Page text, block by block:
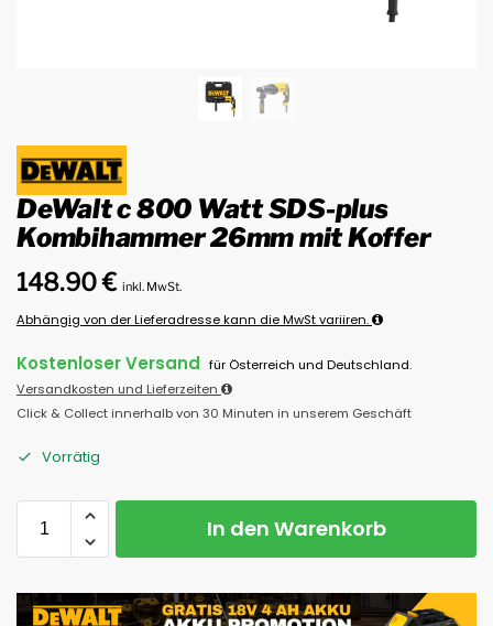
DeWalt c 800 Watt SDS-plus
Kombihammer 26mm mit Koffer
148.90€ inkl. MwSt.
Abhängig von der Lieferadresse kann die MwSt variiren.
Kostenloser Versand für Österreich und Deutschland.
Versandkosten und Lieferzeiten
Click & Collect innerhalb von 30 Minuten in unserem Geschäft
Vorrätig
In den Warenkorb